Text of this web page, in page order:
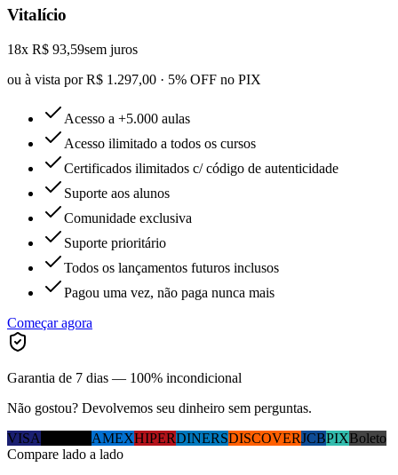
Vitalício
18x R$ 93,59sem juros
ou à vista por R$ 1.297,00 · 5% OFF no PIX
Acesso a +5.000 aulas
Acesso ilimitado a todos os cursos
Certificados ilimitados c/ código de autenticidade
Suporte aos alunos
Comunidade exclusiva
Suporte prioritário
Todos os lançamentos futuros inclusos
Pagou uma vez, não paga nunca mais
Começar agora
Garantia de 7 dias — 100% incondicional
Não gostou? Devolvemos seu dinheiro sem perguntas.
VISA
AMEXHIPERDINERSDISCOVERJCBPIXBoleto
Compare lado a lado